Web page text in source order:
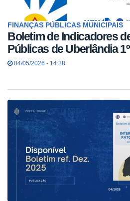
FINANÇAS PÚBLICAS MUNICIPAIS
Boletim de Indicadores
Públicas de Uberlândia
04/05/2026 - 14:38